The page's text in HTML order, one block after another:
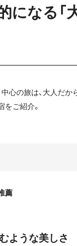
なる「
心の旅は、大人だ
ご紹介。
薦
ような美しさ